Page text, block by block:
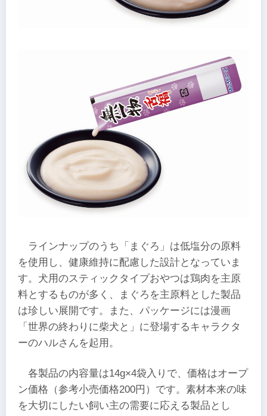
ラインナップのうち「まぐろ」は低塩分の原料
を使用し、健康維持に配慮した設計となっていま
す。犬用のスティックタイプおやつは鶏肉を主原
料とするものが多く、まぐろを主原料とした製品
は珍しい展開です。また、パッケージには漫画
「世界の終わりに柴犬と」に登場するキャラクタ
ーのハルさんを起用。
各製品の内容量は14g×4袋入りで、価格はオープ
ン価格（参考小売価格200円）です。素材本来の味
を大切にしたい飼い主の需要に応える製品とし